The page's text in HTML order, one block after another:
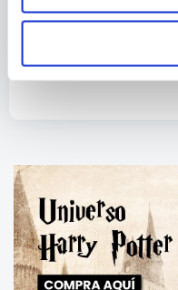
JORGE LUIS BORGES